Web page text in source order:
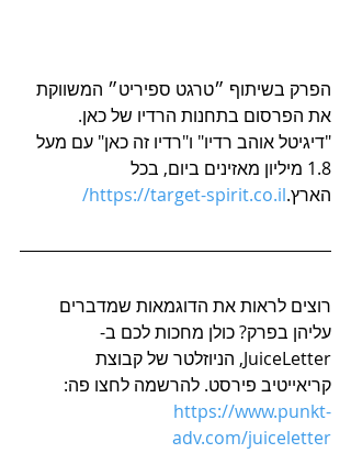
הפרק בשיתוף ״טרגט ספיריט״ המשווקת
את הפרסום בתחנות הרדיו של כאן.
"דיגיטל אוהב רדיו" ו"רדיו זה כאן" עם מעל
1.8 מיליון מאזינים ביום, בכל
הארץ.https://target-spirit.co.il/
רוצים לראות את הדוגמאות שמדברים
עליהן בפרק? כולן מחכות לכם ב-
JuiceLetter, הניוזלטר של קבוצת
קריאייטיב פירסט. להרשמה לחצו פה:
https://www.punkt-
adv.com/juiceletter